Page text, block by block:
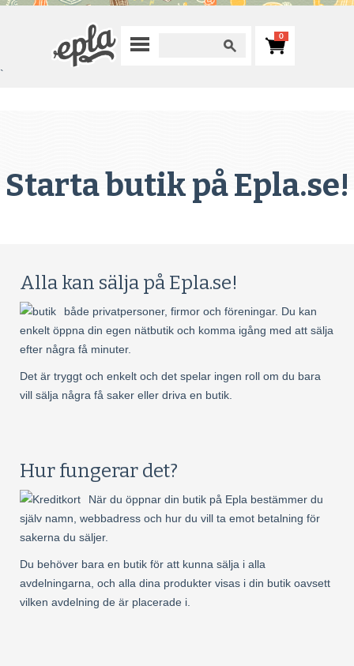
0
`
Starta butik på Epla.se!
Alla kan sälja på Epla.se!
både privatpersoner, firmor och föreningar. Du kan
enkelt öppna din egen nätbutik och komma igång med att sälja
efter några få minuter.
Det är tryggt och enkelt och det spelar ingen roll om du bara
vill sälja några få saker eller driva en butik.
Hur fungerar det?
När du öppnar din butik på Epla bestämmer du
själv namn, webbadress och hur du vill ta emot betalning för
sakerna du säljer.
Du behöver bara en butik för att kunna sälja i alla
avdelningarna, och alla dina produkter visas i din butik oavsett
vilken avdelning de är placerade i.